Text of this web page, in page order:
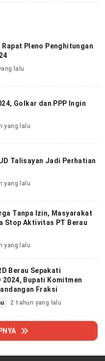
Rapat Pleno Penghitungan
lalu
Golkar dan PPP Ingin
yang lalu
Talisayan Jadi Perhatian
yang lalu
Tanpa Izin, Masyarakat
Stop Aktivitas PT Berau
yang lalu
Berau Sepakati
2024, Bupati Komitmen
Fraksi
2 tahun yang lalu